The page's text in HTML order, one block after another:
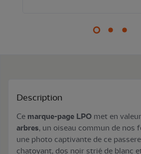
Description
Ce marque-page LPO met en
arbres, un oiseau commun de nos
une photo captivante de ce
chatoyant, dos noir strié de blanc